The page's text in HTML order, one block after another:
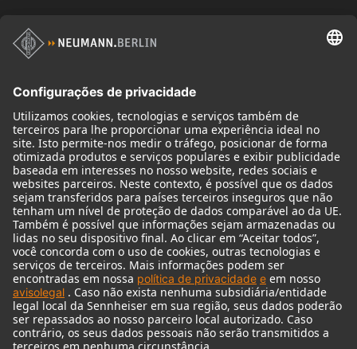
Produtos
Microfones
Acessórios de microfone
Monitores
Acessórios de monitores
Fones de ouvido
Microfones históricos
Audio Interface